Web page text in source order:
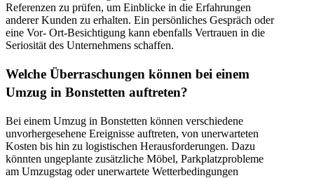
Referenzen zu prüfen, um Einblicke in die Erfahrungen
anderer Kunden zu erhalten. Ein persönliches Gespräch oder
eine Vor- Ort-Besichtigung kann ebenfalls Vertrauen in die
Seriosität des Unternehmens schaffen.
Welche Überraschungen können bei einem
Umzug in Bonstetten auftreten?
Bei einem Umzug in Bonstetten können verschiedene
unvorhergesehene Ereignisse auftreten, von unerwarteten
Kosten bis hin zu logistischen Herausforderungen. Dazu
könnten ungeplante zusätzliche Möbel, Parkplatzprobleme
am Umzugstag oder unerwartete Wetterbedingungen